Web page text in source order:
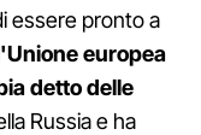
essere pronto a
europea
detto delle
Russia e ha